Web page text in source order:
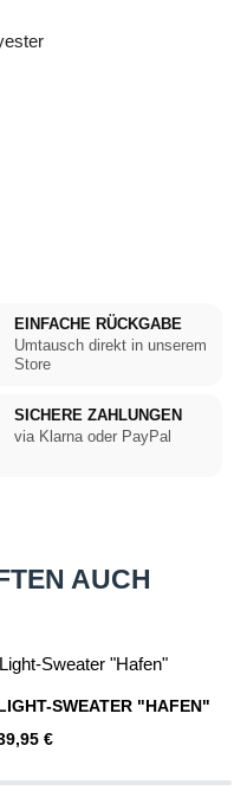
EINFACHE RÜCKGABE
Umtausch direkt in unserem
Store
SICHERE ZAHLUNGEN
via Klarna oder PayPal
AUCH
SWEATER "HAFEN"
Preis:
€